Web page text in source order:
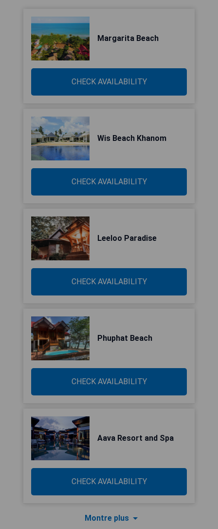
Margarita Beach
CHECK AVAILABILITY
Wis Beach Khanom
CHECK AVAILABILITY
Leeloo Paradise
CHECK AVAILABILITY
Phuphat Beach
CHECK AVAILABILITY
Aava Resort and Spa
CHECK AVAILABILITY
Montre plus